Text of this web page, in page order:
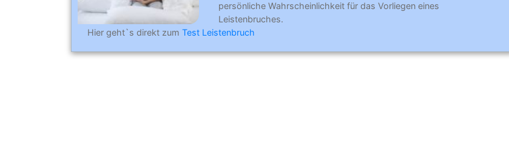
persönliche Wahrscheinlichkeit für das Vorliegen eines
Leistenbruches.
Hier geht`s direkt zum Test Leistenbruch